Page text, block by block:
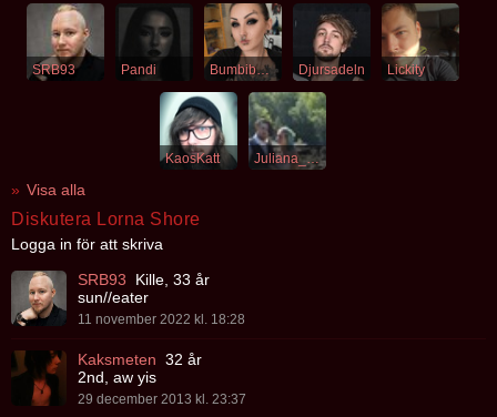
SRB93 Pandi Bumbibecca Djursadeln Lickity
KaosKatt Juliana_Romantic
Visa alla
Diskutera Lorna Shore
Logga in för att skriva
SRB93
Kille, 33 år
sun//eater
11 november 2022 kl. 18:28
Kaksmeten 32 år
2nd, aw yis
29 december 2013 kl. 23:37